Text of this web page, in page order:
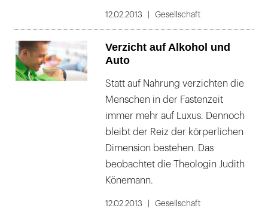
12.02.2013 Gesellschaft
Verzicht auf Alkohol und
Auto
Statt auf Nahrung verzichten die
Menschen in der Fastenzeit
immer mehr auf Luxus. Dennoch
bleibt der Reiz der körperlichen
Dimension bestehen. Das
beobachtet die Theologin Judith
Könemann.
12.02.2013 Gesellschaft